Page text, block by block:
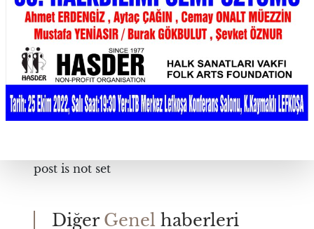
post is not set
Diğer Genel haberleri